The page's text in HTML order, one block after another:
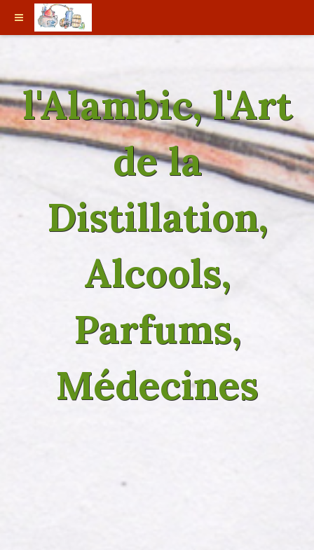
l'Alambic, l'Art
de la
Distillation,
Alcools,
Parfums,
Médecines